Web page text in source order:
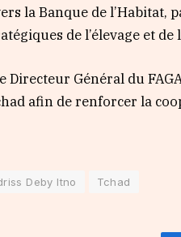
la Banque de l’Habitat,
de l’élevage et de
Directeur Général du
afin de renforcer la
Deby Itno Tchad